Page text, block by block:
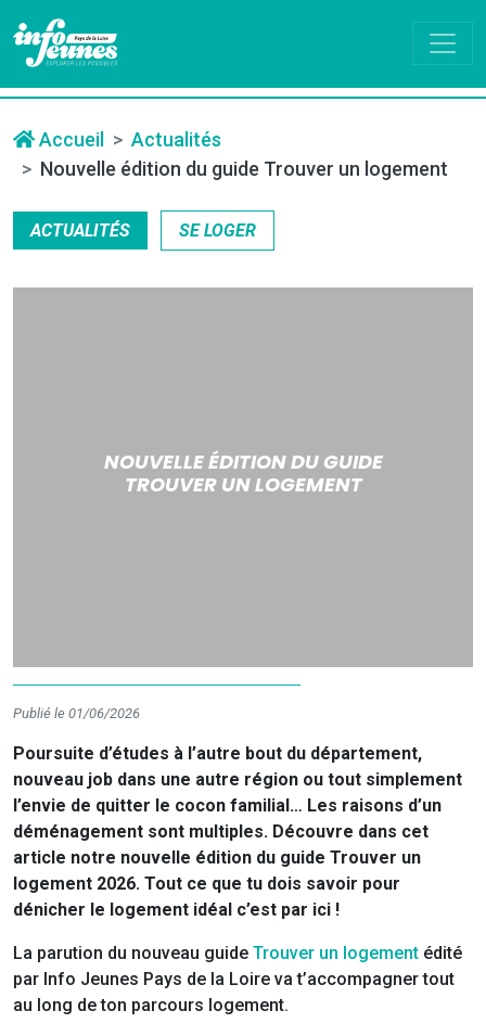
Accueil
Actualités
Nouvelle édition du guide Trouver un logement
ACTUALITÉS SE LOGER
NOUVELLE ÉDITION DU GUIDE
TROUVER UN LOGEMENT
Publié le 01/06/2026
Poursuite d’études à l’autre bout du département,
nouveau job dans une autre région ou tout simplement
l’envie de quitter le cocon familial… Les raisons d’un
déménagement sont multiples. Découvre dans cet
article notre nouvelle édition du guide Trouver un
logement 2026. Tout ce que tu dois savoir pour
dénicher le logement idéal c’est par ici !
La parution du nouveau guide Trouver un logement édité
par Info Jeunes Pays de la Loire va t’accompagner tout
au long de ton parcours logement.